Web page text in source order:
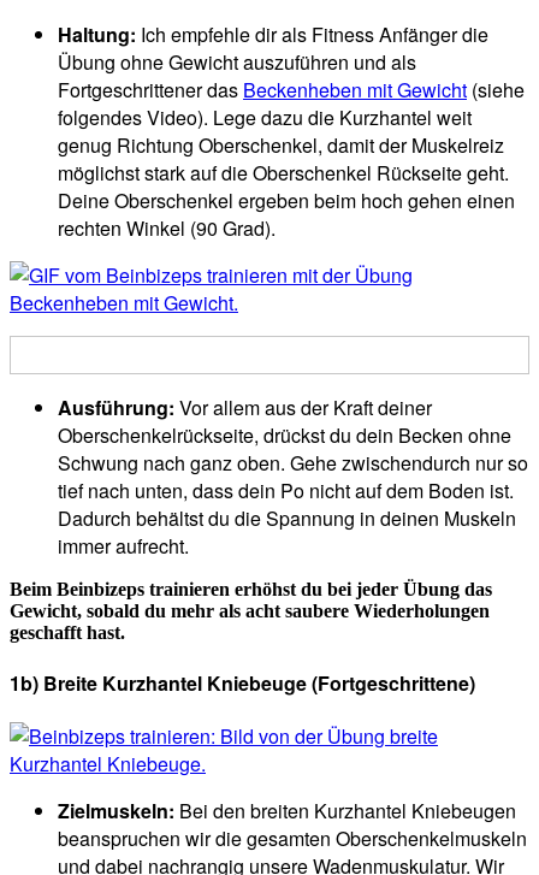
Haltung: Ich empfehle dir als Fitness Anfänger die
Übung ohne Gewicht auszuführen und als
Fortgeschrittener das Beckenheben mit Gewicht (siehe
folgendes Video). Lege dazu die Kurzhantel weit
genug Richtung Oberschenkel, damit der Muskelreiz
möglichst stark auf die Oberschenkel Rückseite geht.
Deine Oberschenkel ergeben beim hoch gehen einen
rechten Winkel (90 Grad).
Ausführung: Vor allem aus der Kraft deiner
Oberschenkelrückseite, drückst du dein Becken ohne
Schwung nach ganz oben. Gehe zwischendurch nur so
tief nach unten, dass dein Po nicht auf dem Boden ist.
Dadurch behältst du die Spannung in deinen Muskeln
immer aufrecht.
Beim Beinbizeps trainieren erhöhst du bei jeder Übung das
Gewicht, sobald du mehr als acht saubere Wiederholungen
geschafft hast.
1b) Breite Kurzhantel Kniebeuge (Fortgeschrittene)
Zielmuskeln: Bei den breiten Kurzhantel Kniebeugen
beanspruchen wir die gesamten Oberschenkelmuskeln
und dabei nachrangig unsere Wadenmuskulatur. Wir